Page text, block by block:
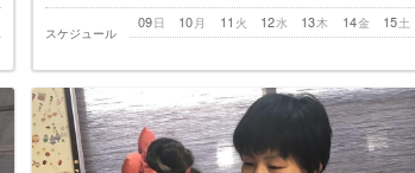
スケジュール
日
09 月
10 火
11 水
12 木
13 金
14 土
15